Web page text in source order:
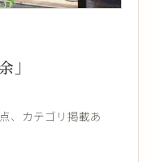
」
、カテゴリ掲載あ